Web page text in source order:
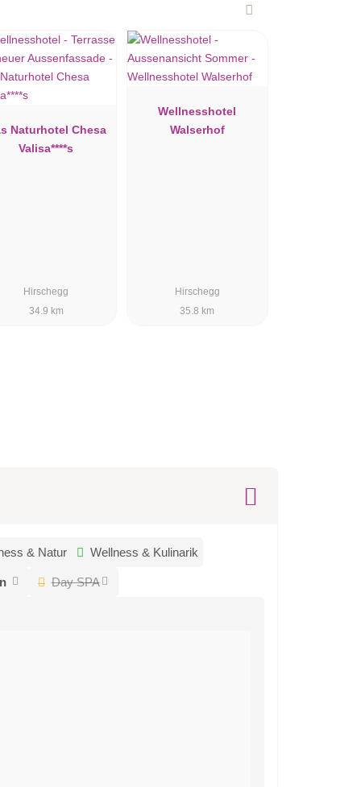
Naturhotel Chesa
Valisa****s
Hirschegg
34.9 km
Wellnesshotel
Walserhof
Hirschegg
35.8 km
& Natur Wellness & Kulinarik
Day SPA